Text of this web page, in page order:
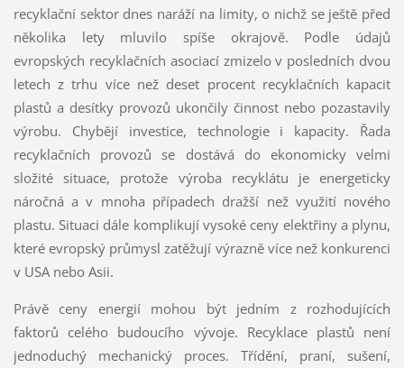
recyklační sektor dnes naráží na limity, o nichž se ještě před
několika lety mluvilo spíše okrajově. Podle údajů
evropských recyklačních asociací zmizelo v posledních dvou
letech z trhu více než deset procent recyklačních kapacit
plastů a desítky provozů ukončily činnost nebo pozastavily
výrobu. Chybějí investice, technologie i kapacity. Řada
recyklačních provozů se dostává do ekonomicky velmi
složité situace, protože výroba recyklátu je energeticky
náročná a v mnoha případech dražší než využití nového
plastu. Situaci dále komplikují vysoké ceny elektřiny a plynu,
které evropský průmysl zatěžují výrazně více než konkurenci
v USA nebo Asii.
Právě ceny energií mohou být jedním z rozhodujících
faktorů celého budoucího vývoje. Recyklace plastů není
jednoduchý mechanický proces. Třídění, praní, sušení,